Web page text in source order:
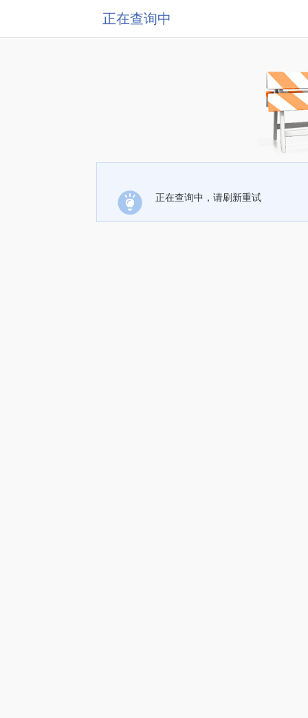
正在查询中
正在查询中，请刷新重试